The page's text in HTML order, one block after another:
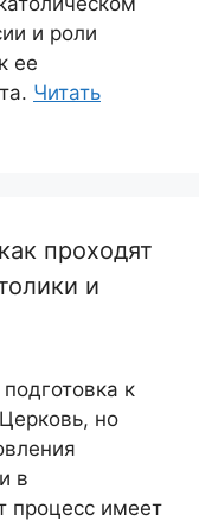
и роли
ее
Читать
проходят
и
к
но
в
процесс имеет